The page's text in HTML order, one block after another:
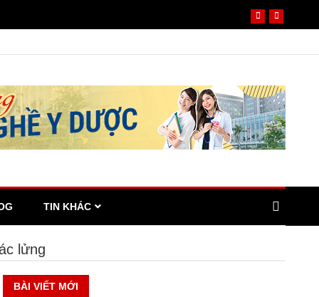
TIN KHÁC
lửng
BÀI VIẾT MỚI